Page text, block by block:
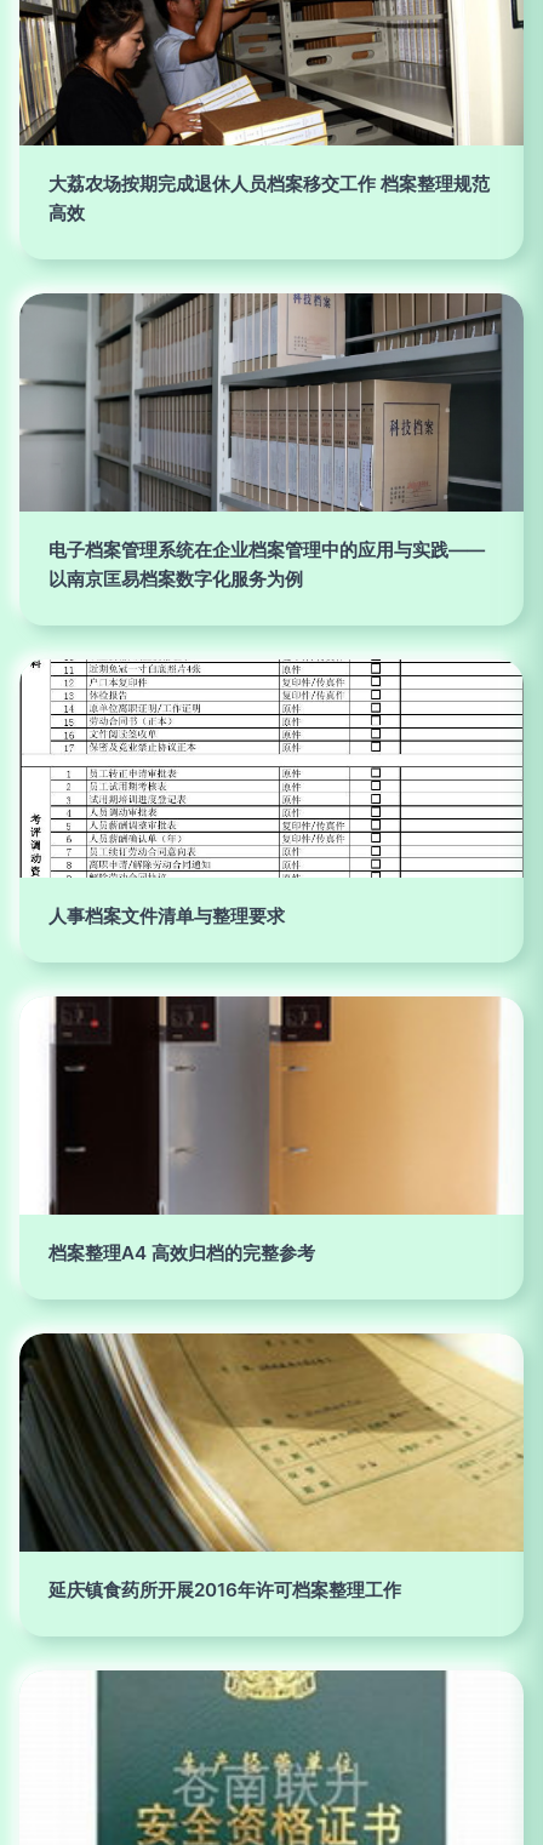
大荔农场按期完成退休人员档案移交工作 档案整理规范
高效
电子档案管理系统在企业档案管理中的应用与实践——
以南京匡易档案数字化服务为例
人事档案文件清单与整理要求
档案整理A4 高效归档的完整参考
延庆镇食药所开展2016年许可档案整理工作